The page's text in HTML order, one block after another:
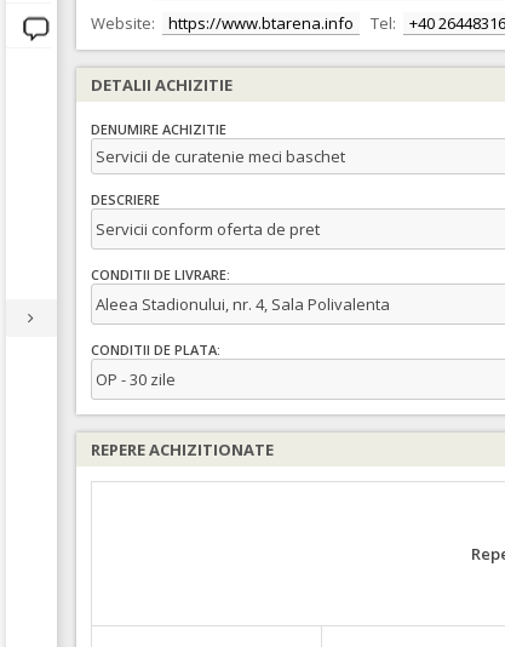
Website:
https://www.btarena.info Tel: +40
DETALII ACHIZITIE
DENUMIRE ACHIZITIE
Servicii de curatenie meci baschet
DESCRIERE
Servicii conform oferta de pret
CONDITII DE LIVRARE:
Aleea Stadionului, nr. 4, Sala Polivalenta
CONDITII DE PLATA:
OP - 30 zile
REPERE ACHIZITIONATE